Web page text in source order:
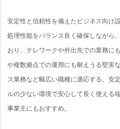
安定性と信頼性を備えたビジネス向け
処理性能をバランス良く確保しながら
おり、テレワークや外出先での業務に
複数拠点での運用にも耐えうる堅実
ス業務など幅広い職種に適応する。安
ルの少ない環境で安心して長く使える
事業主にもおすすめ。